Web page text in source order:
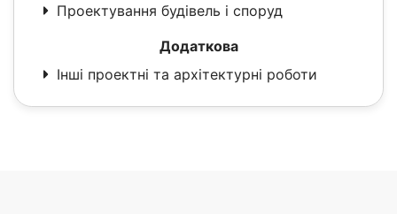
Проектування будівель і споруд
Додаткова
Інші проектні та архітектурні роботи